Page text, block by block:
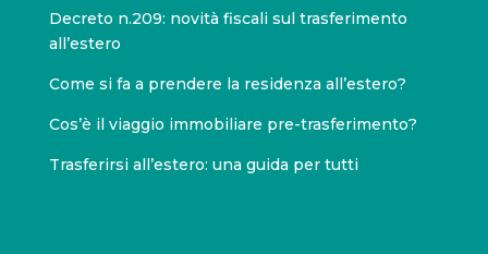
Decreto n.209: novità fiscali sul trasferimento
all’estero
Come si fa a prendere la residenza all’estero?
Cos’è il viaggio immobiliare pre-trasferimento?
Trasferirsi all’estero: una guida per tutti